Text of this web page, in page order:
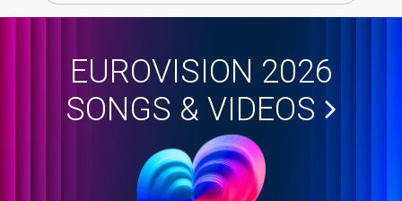
EUROVISION 2026
SONGS & VIDEOS